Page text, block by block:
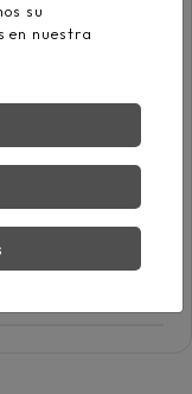
Azul, Marrón,
Naranja, Rosa,
Turquesa,
Blanco y
su
en nuestra